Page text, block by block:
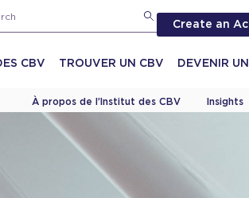
Create an
CBV TROUVER UN CBV DEVENIR
À propos de l’Institut des CBV Insights